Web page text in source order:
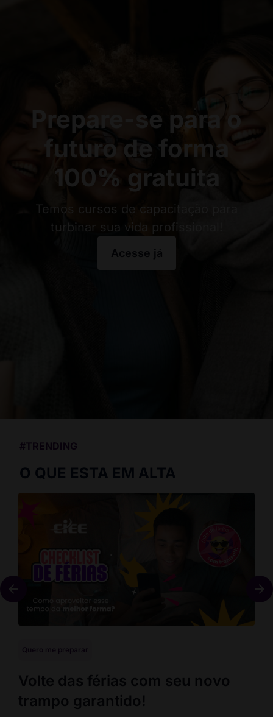
Prepare-se para o
futuro de forma
100% gratuita
Temos cursos de capacitação para
turbinar sua vida profissional!
Acesse já
#TRENDING
O QUE ESTA EM ALTA
Volte das férias com seu novo
trampo garantido!